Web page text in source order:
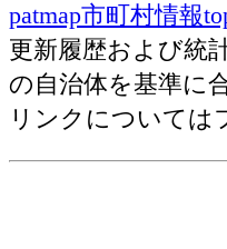
窯土石･原材
鉄鋼業･原
非鉄金属･
金属･原材
汎用機械･
patmap市町村情報
更新履歴および統
の自治体を基準に
リンクについては